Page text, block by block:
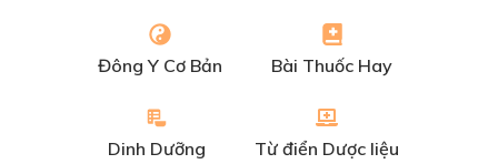
Đông Y Cơ Bản Bài Thuốc Hay
Dinh Dưỡng Từ điển Dược liệu